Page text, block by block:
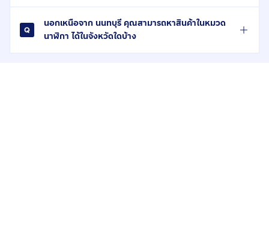
นอกเหนือจาก นนทบุรี คุณสามารถหาสินค้าในหมวด
นาฬิกา ได้ในจังหวัดใดบ้าง